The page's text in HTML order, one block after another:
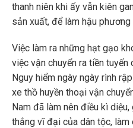
thanh niên khi ấy vẫn kiên
sản xuất, để làm hậu
Việc làm ra những hạt gạo
việc vận chuyển ra tiền
Nguy hiểm ngày ngày rình
xe thồ huyền thoại vận
Nam đã làm nên điều kì
thắng vĩ đại của dân tộc, làm